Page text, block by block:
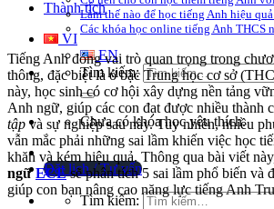
Thành tích
VI
EN
Tìm kiếm:
Chưa có khóa học yêu thích.
Đặt lịch / Tư vấn
Tìm kiếm:
Làm thế nào để học tiếng Anh hiệu
Các khóa học online tiếng Anh THCS
Tiếng Anh đóng vai trò quan trọng trong
thông, đặc biệt là ở bậc Trung học cơ sở
này, học sinh có cơ hội xây dựng nền tảng
Anh ngữ, giúp các con đạt được nhiều thành
tập và sự nghiệp sau này. Tuy nhiên, nhiều
vẫn mắc phải những sai lầm khiến việc học
khăn và kém hiệu quả. Thông qua bài viết
ngữECEsẽ phân tích 5 sai lầm phổ biến và
giúp con bạn nâng cao năng lực tiếng Anh